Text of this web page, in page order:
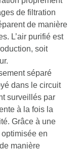
de filtration
de manière
L’air purifié est
soit
séparé
dans le circuit
surveillés par
à la fois la
Grâce à une
en
manière